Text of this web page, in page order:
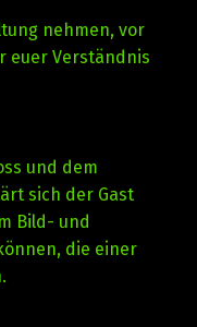
nehmen, vor
euer Verständnis
und dem
sich der Gast
Bild- und
die einer